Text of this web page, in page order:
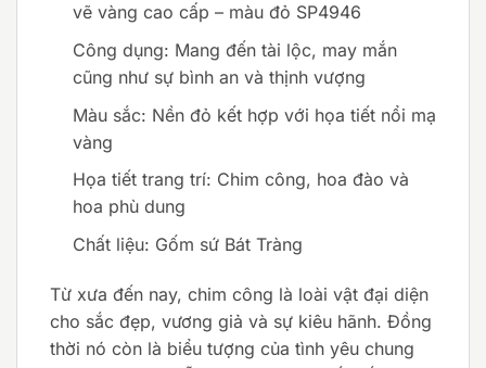
vẽ vàng cao cấp – màu đỏ SP4946
Công dụng: Mang đến tài lộc, may mắn
cũng như sự bình an và thịnh vượng
Màu sắc: Nền đỏ kết hợp với họa tiết nổi mạ
vàng
Họa tiết trang trí: Chim công, hoa đào và
hoa phù dung
Chất liệu: Gốm sứ Bát Tràng
Từ xưa đến nay, chim công là loài vật đại diện
cho sắc đẹp, vương giả và sự kiêu hãnh. Đồng
thời nó còn là biểu tượng của tình yêu chung